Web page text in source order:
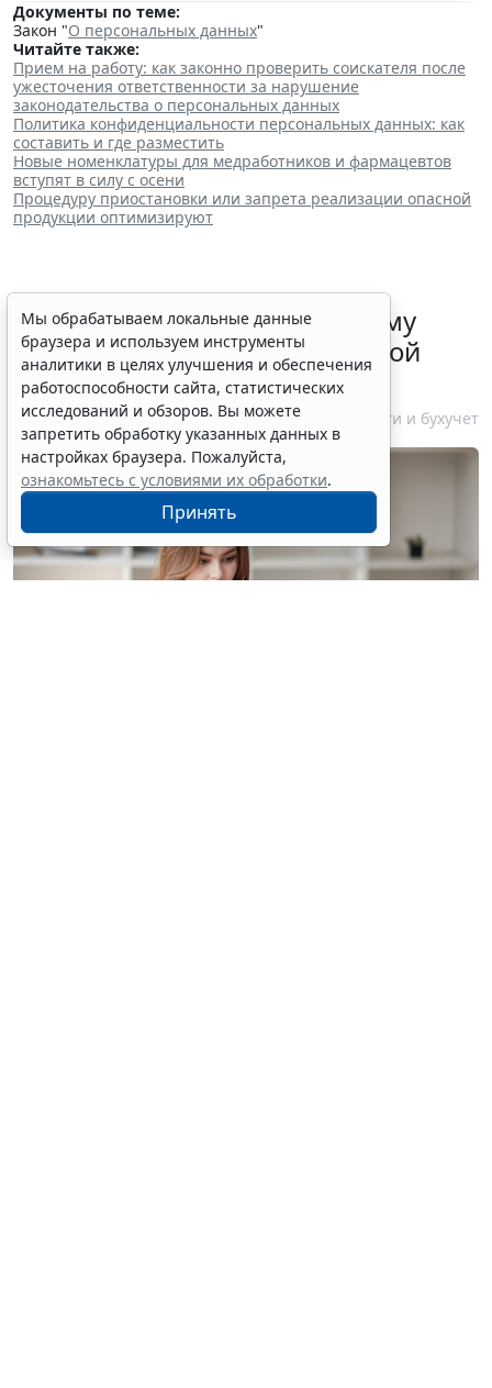
Документы по теме:
Закон "О персональных данных"
Читайте также:
Прием на работу: как законно проверить соискателя после
ужесточения ответственности за нарушение
законодательства о персональных данных
Политика конфиденциальности персональных данных: как
составить и где разместить
Новые номенклатуры для медработников и фармацевтов
вступят в силу с осени
Процедуру приостановки или запрета реализации опасной
продукции оптимизируют
ФНС России рассказала малому
бизнесу о порядке упрощенной
ликвидации компании
7 августа 2026 18:16 Налоги и бухучет
Мы обрабатываем локальные данные
браузера и используем инструменты
аналитики в целях улучшения и обеспечения
работоспособности сайта, статистических
исследований и обзоров. Вы можете
запретить обработку указанных данных в
настройках браузера. Пожалуйста,
ознакомьтесь с условиями их обработки.
Принять